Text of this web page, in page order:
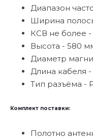
Диапазон
Ширина
КСВ не более -
Высота - 580
Диаметр
Длина кабеля
Тип разъёма -
Комплект поставки:
Полотно